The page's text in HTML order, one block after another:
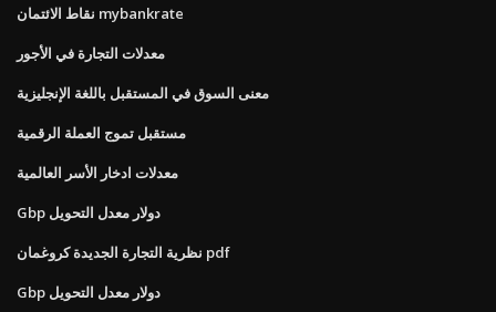
نقاط الائتمان mybankrate
معدلات التجارة في الأجور
معنى السوق في المستقبل باللغة الإنجليزية
مستقبل تموج العملة الرقمية
معدلات ادخار الأسر العالمية
Gbp دولار معدل التحويل
نظرية التجارة الجديدة كروغمان pdf
Gbp دولار معدل التحويل